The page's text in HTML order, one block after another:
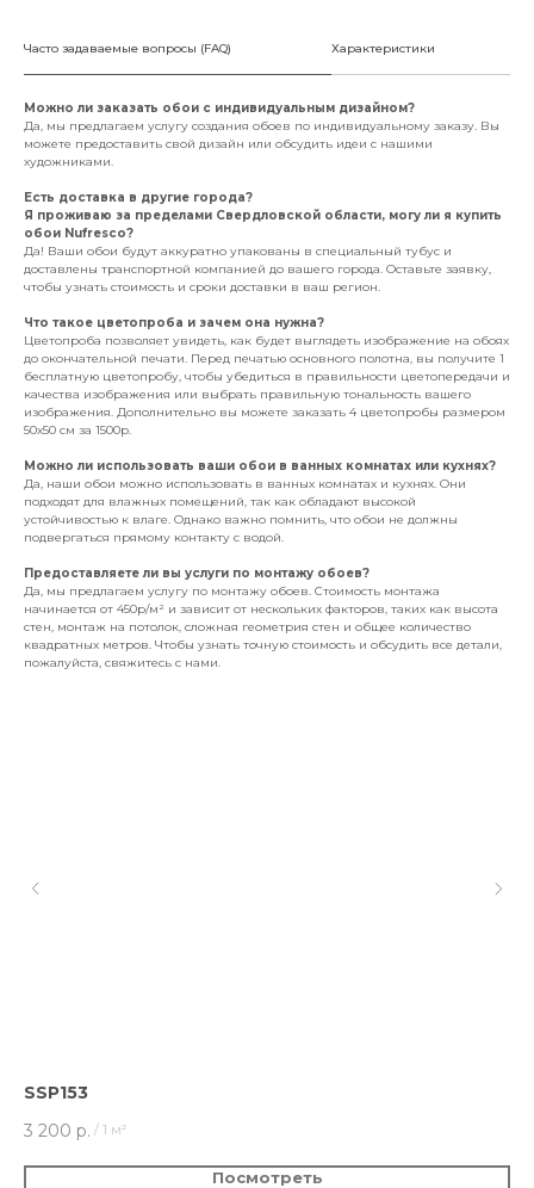
Часто задаваемые вопросы (FAQ) Характеристики
Можно ли заказать обои с индивидуальным дизайном?
Да, мы предлагаем услугу создания обоев по индивидуальному заказу. Вы
можете предоставить свой дизайн или обсудить идеи с нашими
художниками.
Есть доставка в другие города?
Я проживаю за пределами Свердловской области, могу ли я купить
обои Nufresco?
Да! Ваши обои будут аккуратно упакованы в специальный тубус и
доставлены транспортной компанией до вашего города. Оставьте заявку,
чтобы узнать стоимость и сроки доставки в ваш регион.
Что такое цветопроба и зачем она нужна?
Цветопроба позволяет увидеть, как будет выглядеть изображение на обоях
до окончательной печати. Перед печатью основного полотна, вы получите 1
бесплатную цветопробу, чтобы убедиться в правильности цветопередачи и
качества изображения или выбрать правильную тональность вашего
изображения. Дополнительно вы можете заказать 4 цветопробы размером
50х50 см за 1500р.
Можно ли использовать ваши обои в ванных комнатах или кухнях?
Да, наши обои можно использовать в ванных комнатах и кухнях. Они
подходят для влажных помещений, так как обладают высокой
устойчивостью к влаге. Однако важно помнить, что обои не должны
подвергаться прямому контакту с водой.
Предоставляете ли вы услуги по монтажу обоев?
Да, мы предлагаем услугу по монтажу обоев. Стоимость монтажа
начинается от 450р/м² и зависит от нескольких факторов, таких как высота
стен, монтаж на потолок, сложная геометрия стен и общее количество
квадратных метров. Чтобы узнать точную стоимость и обсудить все детали,
пожалуйста, свяжитесь с нами.
SSP153
3 200 р. / 1 м²
Посмотреть